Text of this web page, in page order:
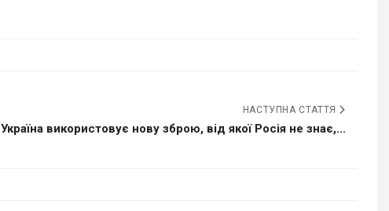
НАСТУПНА СТАТТЯ
Україна використовує нову зброю, від якої Росія не знає,...